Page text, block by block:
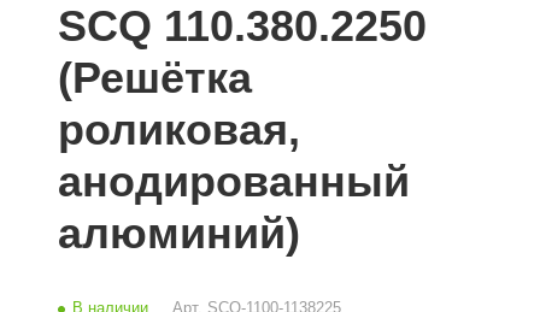
SCQ 110.380.2250
(Решётка
роликовая,
анодированный
алюминий)
В наличии Арт. SCQ-1100-1138225